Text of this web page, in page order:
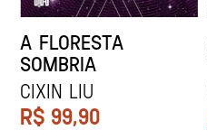
A FLORESTA
SOMBRIA
CIXIN LIU
R$ 99,90